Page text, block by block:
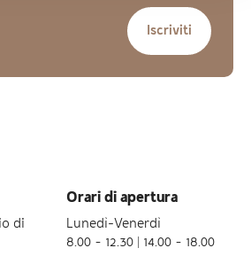
di
Orari di apertura
Lunedì-Venerdì
8.00 – 12.30 | 14.00 – 18.00